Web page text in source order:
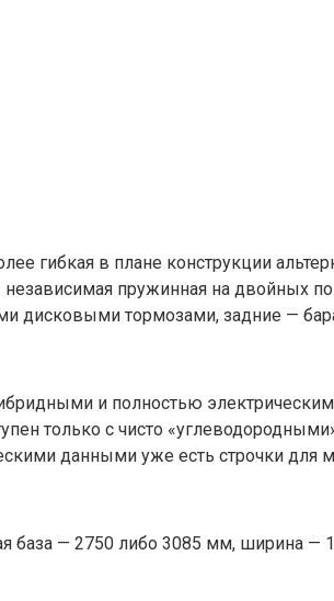
гибкая в плане конструкции
пружинная на двойных
дисковыми тормозами, задние —
и полностью
только с чисто
данными уже есть строчки для
база — 2750 либо 3085 мм, ширина